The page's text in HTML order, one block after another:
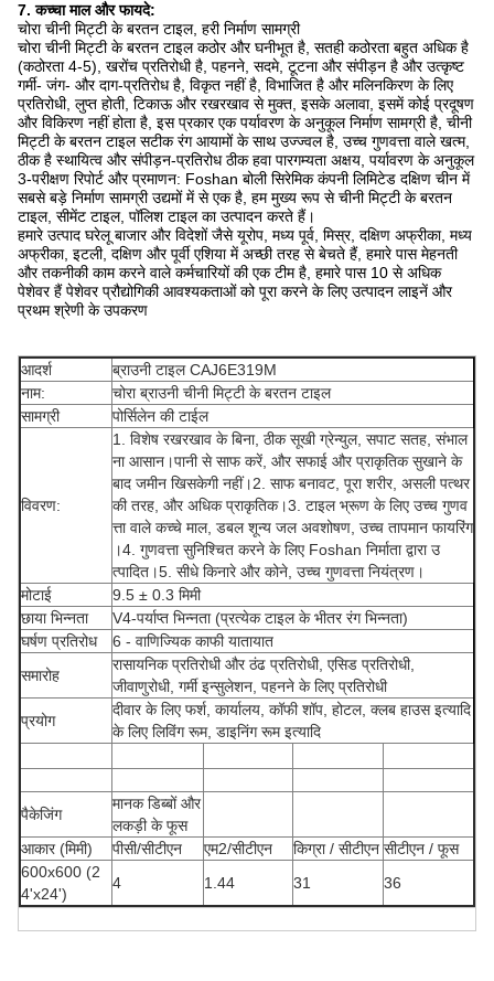
7. कच्चा माल और फायदे:
चोरा चीनी मिट्टी के बरतन टाइल, हरी निर्माण सामग्री
चोरा चीनी मिट्टी के बरतन टाइल कठोर और घनीभूत है, सतही कठोरता बहुत अधिक है
(कठोरता 4-5), खरोंच प्रतिरोधी है, पहनने, सदमे, टूटना और संपीड़न है और उत्कृष्ट
गर्मी- जंग- और दाग-प्रतिरोध है, विकृत नहीं है, विभाजित है और मलिनकिरण के लिए
प्रतिरोधी, लुप्त होती, टिकाऊ और रखरखाव से मुक्त, इसके अलावा, इसमें कोई प्रदूषण
और विकिरण नहीं होता है, इस प्रकार एक पर्यावरण के अनुकूल निर्माण सामग्री है, चीनी
मिट्टी के बरतन टाइल सटीक रंग आयामों के साथ उज्ज्वल है, उच्च गुणवत्ता वाले खत्म,
ठीक है स्थायित्व और संपीड़न-प्रतिरोध ठीक हवा पारगम्यता अक्षय, पर्यावरण के अनुकूल
3-परीक्षण रिपोर्ट और प्रमाणन: Foshan बोली सिरेमिक कंपनी लिमिटेड दक्षिण चीन में
सबसे बड़े निर्माण सामग्री उद्यमों में से एक है, हम मुख्य रूप से चीनी मिट्टी के बरतन
टाइल, सीमेंट टाइल, पॉलिश टाइल का उत्पादन करते हैं।
हमारे उत्पाद घरेलू बाजार और विदेशों जैसे यूरोप, मध्य पूर्व, मिस्र, दक्षिण अफ्रीका, मध्य
अफ्रीका, इटली, दक्षिण और पूर्वी एशिया में अच्छी तरह से बेचते हैं, हमारे पास मेहनती
और तकनीकी काम करने वाले कर्मचारियों की एक टीम है, हमारे पास 10 से अधिक
पेशेवर हैं पेशेवर प्रौद्योगिकी आवश्यकताओं को पूरा करने के लिए उत्पादन लाइनें और
प्रथम श्रेणी के उपकरण
आदर्श
ब्राउनी टाइल CAJ6E319M
नाम:
चोरा ब्राउनी चीनी मिट्टी के बरतन टाइल
सामग्री
पोर्सिलेन की टाईल
विवरण:
1. विशेष रखरखाव के बिना, ठीक सूखी ग्रेन्युल, सपाट सतह, संभाल
ना आसान।पानी से साफ करें, और सफाई और प्राकृतिक सुखाने के
बाद जमीन खिसकेगी नहीं।2. साफ बनावट, पूरा शरीर, असली पत्थर
की तरह, और अधिक प्राकृतिक।3. टाइल भ्रूण के लिए उच्च गुणव
त्ता वाले कच्चे माल, डबल शून्य जल अवशोषण, उच्च तापमान फायरिंग
।4. गुणवत्ता सुनिश्चित करने के लिए Foshan निर्माता द्वारा उ
त्पादित।5. सीधे किनारे और कोने, उच्च गुणवत्ता नियंत्रण।
मोटाई
9.5 ± 0.3 मिमी
छाया भिन्नता
V4-पर्याप्त भिन्नता (प्रत्येक टाइल के भीतर रंग भिन्नता)
घर्षण प्रतिरोध
6 - वाणिज्यिक काफी यातायात
समारोह
रासायनिक प्रतिरोधी और ठंढ प्रतिरोधी, एसिड प्रतिरोधी,
जीवाणुरोधी, गर्मी इन्सुलेशन, पहनने के लिए प्रतिरोधी
प्रयोग
दीवार के लिए फर्श, कार्यालय, कॉफी शॉप, होटल, क्लब हाउस इत्यादि
के लिए लिविंग रूम, डाइनिंग रूम इत्यादि
पैकेजिंग
मानक डिब्बों और
लकड़ी के फूस
आकार (मिमी)
पीसी/सीटीएन एम2/सीटीएन किग्रा / सीटीएन सीटीएन / फूस
600x600 (2
4'x24')
4 1.44 31 36